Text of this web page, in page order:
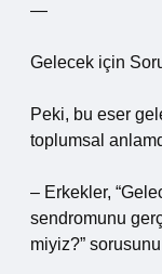
—
Gelecek için
Peki, bu eser
toplumsal
– Erkekler,
sendromunu
miyiz?”